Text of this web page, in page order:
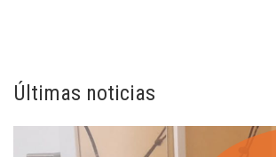
Últimas noticias